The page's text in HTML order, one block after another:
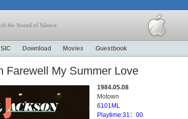
the Sound of Silence
Download Movies Guestbook
Farewell My Summer Love
1984.05.08
Motown
6101ML
Playtime:31：00